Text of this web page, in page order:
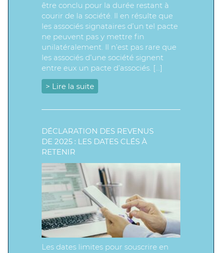
être conclu pour la durée restant à
courir de la société. Il en résulte que
les associés signataires d’un tel pacte
ne peuvent pas y mettre fin
unilatéralement. Il n’est pas rare que
les associés d’une société signent
entre eux un pacte d’associés. […]
> Lire la suite
DÉCLARATION DES REVENUS
DE 2025 : LES DATES CLÉS À
RETENIR
Les dates limites pour souscrire en